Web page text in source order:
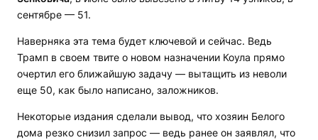
сентябре — 51.
Наверняка эта тема будет ключевой и сейчас. Ведь
Трамп в своем твите о новом назначении Коула прямо
очертил его ближайшую задачу — вытащить из неволи
еще 50, как было написано, заложников.
Некоторые издания сделали вывод, что хозяин Белого
дома резко снизил запрос — ведь ранее он заявлял, что